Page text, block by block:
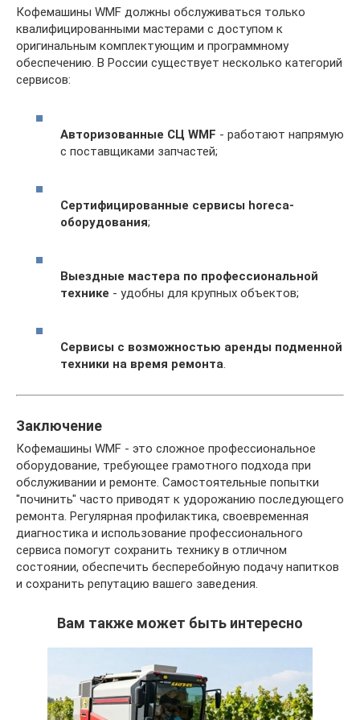
Кофемашины WMF должны обслуживаться только
квалифицированными мастерами с доступом к
оригинальным комплектующим и программному
обеспечению. В России существует несколько категорий
сервисов:
Авторизованные СЦ WMF - работают напрямую
с поставщиками запчастей;
Сертифицированные сервисы horeca-
оборудования;
Выездные мастера по профессиональной
технике - удобны для крупных объектов;
Сервисы с возможностью аренды подменной
техники на время ремонта
Заключение
Кофемашины WMF - это сложное профессиональное
оборудование, требующее грамотного подхода при
обслуживании и ремонте. Самостоятельные попытки
"починить" часто приводят к удорожанию последующего
ремонта. Регулярная профилактика, своевременная
диагностика и использование профессионального
сервиса помогут сохранить технику в отличном
состоянии, обеспечить бесперебойную подачу напитков
и сохранить репутацию вашего заведения.
Вам также может быть интересно